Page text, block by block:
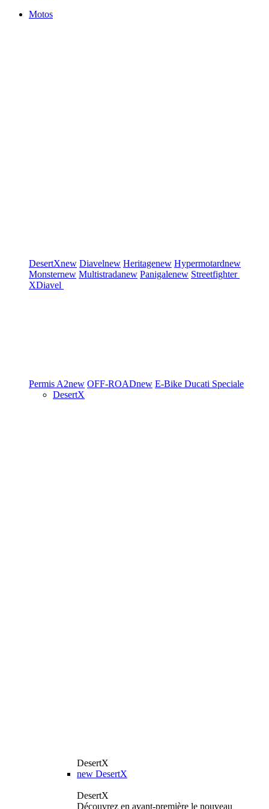
Motos
DesertXnew Diavelnew Heritagenew Hypermotardnew
Monsternew Multistradanew Panigalenew Streetfighter
XDiavel
Permis A2new OFF-ROADnew E-Bike Ducati Speciale
DesertX
DesertX
new DesertX
DesertX
Découvrez en avant-première le nouveau